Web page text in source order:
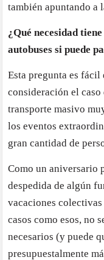
también apuntando a
¿Qué necesidad
autobuses si puede
Esta pregunta es fácil
consideración el caso
transporte masivo
los eventos
gran cantidad de
Como un aniversario
despedida de algún
vacaciones
casos como esos, no
necesarios (y puede
presupuestalmente